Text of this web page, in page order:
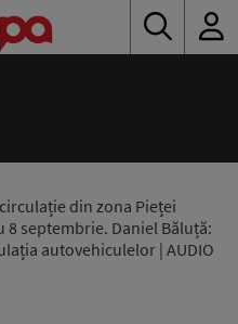
din zona Pieței
septembrie. Daniel Băluță:
autovehiculelor | AUDIO